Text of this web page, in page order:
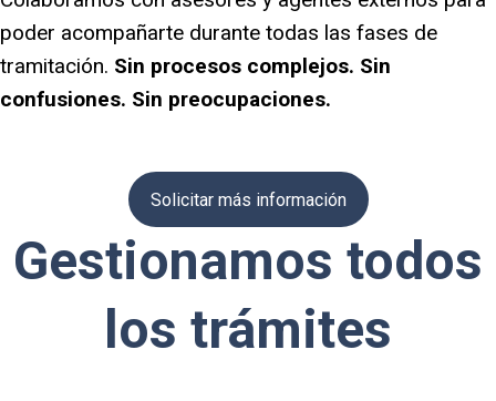
poder acompañarte durante todas las fases de
tramitación. Sin procesos complejos. Sin
confusiones. Sin preocupaciones.
Solicitar más información
Gestionamos todos
los trámites